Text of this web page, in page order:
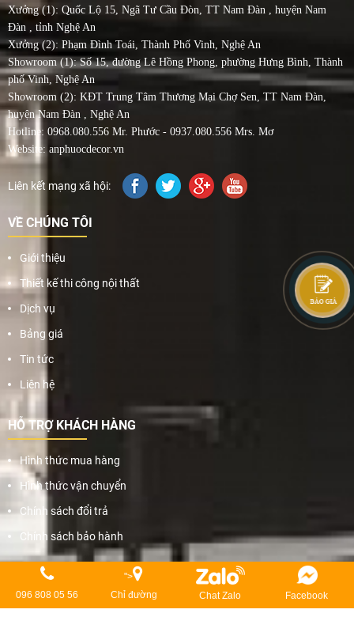
Xưởng (1): Quốc Lộ 15, Ngã Tư Cầu Đòn, TT Nam Đàn , huyện Nam
Đàn , tỉnh Nghệ An
Xưởng (2): Phạm Đình Toái, Thành Phố Vinh, Nghệ An
Showroom (1): Số 15, đường Lê Hồng Phong, phường Hưng Bình, Thành
phố Vinh, Nghệ An
Showroom (2): KĐT Trung Tâm Thương Mại Chợ Sen, TT Nam Đàn,
huyện Nam Đàn , Nghệ An
Hotline: 0968.080.556 Mr. Phước - 0937.080.556 Mrs. Mơ
Website: anphuocdecor.vn
Liên kết mạng xã hội:
VỀ CHÚNG TÔI
Giới thiệu
Thiết kế thi công nội thất
Dịch vụ
Bảng giá
Tin tức
Liên hệ
HỖ TRỢ KHÁCH HÀNG
Hình thức mua hàng
Hình thức vận chuyển
Chính sách đổi trả
Chính sách bảo hành
2020 Copyright © CÔNG TY TNHH THIẾT KẾ THI CÔNG NỘI NGOẠI THẤT
096 808 05 56
">
Chỉ đường
Chat Zalo Facebook